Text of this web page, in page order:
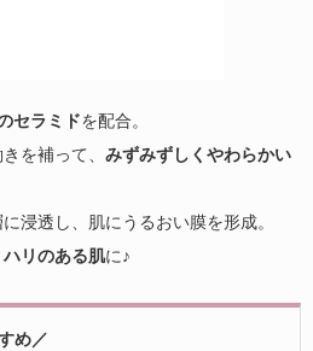
セラミドを配合。
を補って、 みずみずしくやわらかい
浸透し、肌にうるおい膜を形成。
ハリのある肌に♪
め／